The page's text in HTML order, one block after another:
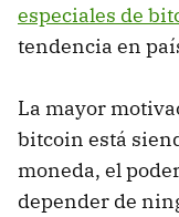
especiales de
tendencia en
La mayor
bitcoin está
moneda, el
depender de